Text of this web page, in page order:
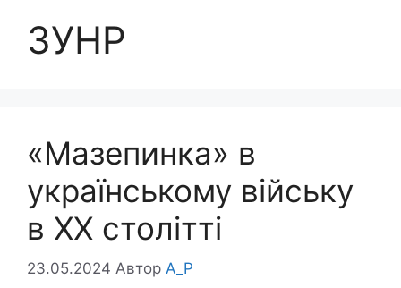
ЗУНР
«Мазепинка» в
українському війську
в ХХ столітті
23.05.2024 Автор A_P